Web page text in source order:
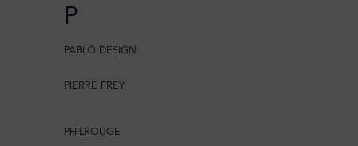
P
PABLO DESIGN
PIERRE FREY
PHILROUGE